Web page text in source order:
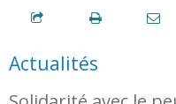
Actualités